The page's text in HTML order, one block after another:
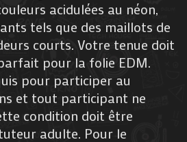
acidulées au néon,
tels que des maillots de
courts. Votre tenue doit
pour la folie EDM.
pour participer au
et tout participant ne
condition doit être
adulte. Pour le